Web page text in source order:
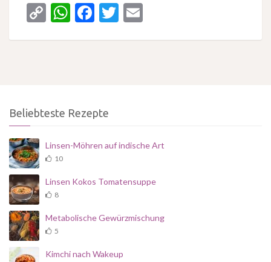
CopyWhatsApp
Facebook
Twitter
Beliebteste Rezepte
Linsen-Möhren auf indische Art
10
Linsen Kokos Tomatensuppe
8
Metabolische Gewürzmischung
5
Kimchi nach Wakeup